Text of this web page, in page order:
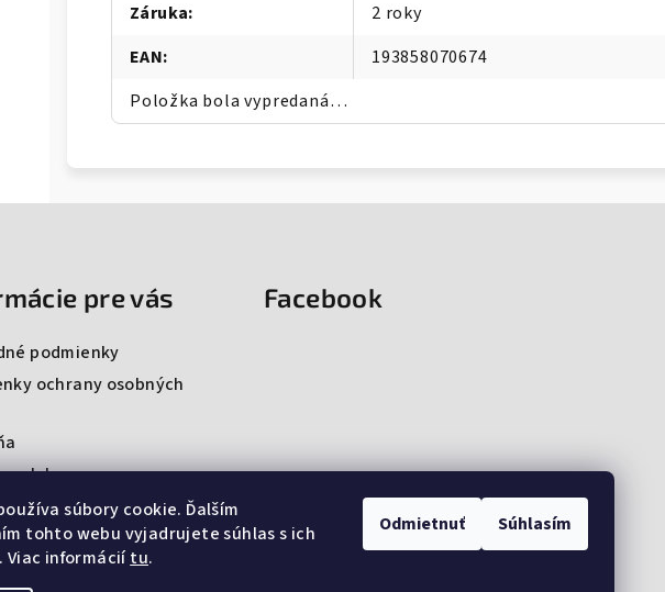
súbory cookie. Ďalším
tohto webu vyjadrujete súhlas s ich
Viac informáciítu.
Odmietnuť Súhlasím
Záruka:
2 roky
EAN:
193858070674
Položka bola vypredaná…
pre vás
podmienky
ochrany osobných
club
Facebook